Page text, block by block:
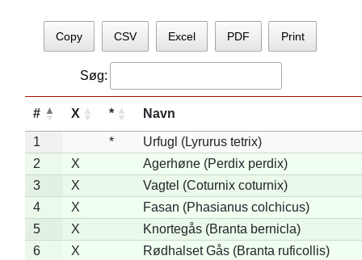
Copy CSV Excel PDF Print
Søg:
# X * Navn
1 *
Urfugl (Lyrurus tetrix)
2
X
Agerhøne (Perdix perdix)
3
X
Vagtel (Coturnix coturnix)
4
X
Fasan (Phasianus colchicus)
5
X
Knortegås (Branta bernicla)
6
X
Rødhalset Gås (Branta ruficollis)